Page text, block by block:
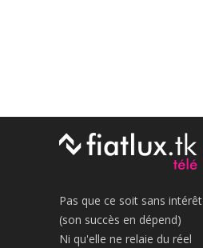
Pas que ce soit sans intérêt
(son succès en dépend)
Ni qu'elle ne relaie du réel